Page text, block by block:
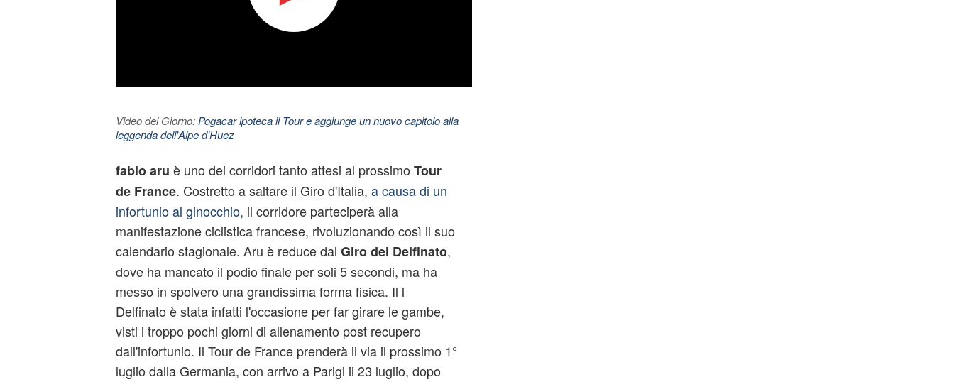
Video del Giorno: Pogacar ipoteca il Tour e aggiunge un nuovo capitolo alla
leggenda dell'Alpe d'Huez
fabio aru è uno dei corridori tanto attesi al prossimo Tour
de France. Costretto a saltare il Giro d'Italia, a causa di un
infortunio al ginocchio, il corridore parteciperà alla
manifestazione ciclistica francese, rivoluzionando così il suo
calendario stagionale. Aru è reduce dal Giro del Delfinato,
dove ha mancato il podio finale per soli 5 secondi, ma ha
messo in spolvero una grandissima forma fisica. Il l
Delfinato è stata infatti l'occasione per far girare le gambe,
visti i troppo pochi giorni di allenamento post recupero
dall'infortunio. Il Tour de France prenderà il via il prossimo 1°
luglio dalla Germania, con arrivo a Parigi il 23 luglio, dopo